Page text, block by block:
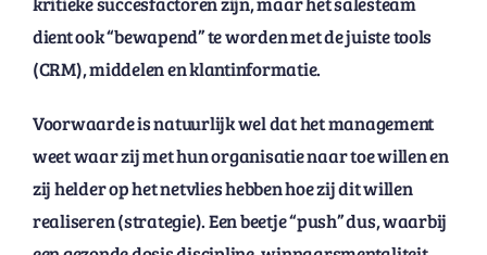
dient ook “bewapend” te worden met de juiste tools
(CRM), middelen en klantinformatie.
Voorwaarde is natuurlijk wel dat het management
weet waar zij met hun organisatie naar toe willen en
zij helder op het netvlies hebben hoe zij dit willen
realiseren (strategie). Een beetje “push” dus, waarbij